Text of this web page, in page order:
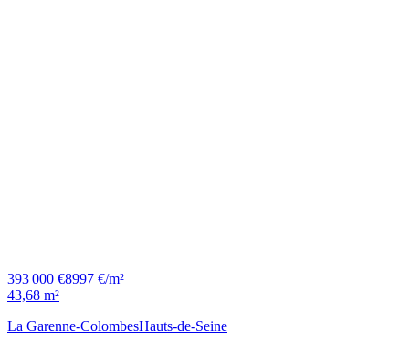
393 000 €8997 €/m²
43,68 m²
La Garenne-ColombesHauts-de-Seine